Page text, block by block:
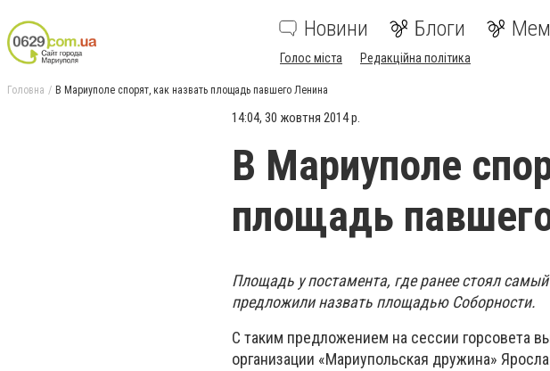
Новини Блоги
Голос міста Редакційна політика
Головна В Мариуполе спорят, как назвать площадь павшего Ленина
14:04, 30 жовтня 2014 р.
В Мариуполе
площадь
Площадь у постамента, где ранее стоял
предложили назвать площадью Соборности.
С таким предложением на сессии горсовета
организации «Мариупольская дружина»